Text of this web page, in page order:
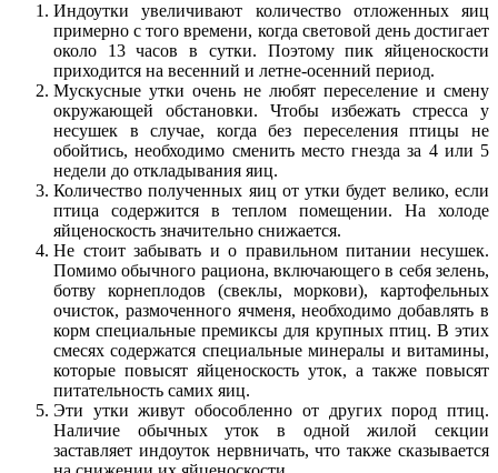
Индоутки увеличивают количество отложенных яиц
примерно с того времени, когда световой день достигает
около 13 часов в сутки. Поэтому пик яйценоскости
приходится на весенний и летне-осенний период.
Мускусные утки очень не любят переселение и смену
окружающей обстановки. Чтобы избежать стресса у
несушек в случае, когда без переселения птицы не
обойтись, необходимо сменить место гнезда за 4 или 5
недели до откладывания яиц.
Количество полученных яиц от утки будет велико, если
птица содержится в теплом помещении. На холоде
яйценоскость значительно снижается.
Не стоит забывать и о правильном питании несушек.
Помимо обычного рациона, включающего в себя зелень,
ботву корнеплодов (свеклы, моркови), картофельных
очисток, размоченного ячменя, необходимо добавлять в
корм специальные премиксы для крупных птиц. В этих
смесях содержатся специальные минералы и витамины,
которые повысят яйценоскость уток, а также повысят
питательность самих яиц.
Эти утки живут обособленно от других пород птиц.
Наличие обычных уток в одной жилой секции
заставляет индоуток нервничать, что также сказывается